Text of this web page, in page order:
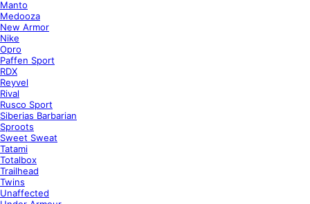
Manto
Medooza
New Armor
Nike
Opro
Paffen Sport
RDX
Reyvel
Rival
Rusco Sport
Siberias Barbarian
Sproots
Sweet Sweat
Tatami
Totalbox
Trailhead
Twins
Unaffected